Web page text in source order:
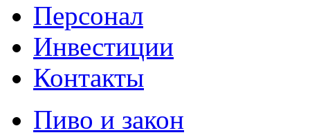
Персонал
Инвестиции
Контакты
Пиво и закон